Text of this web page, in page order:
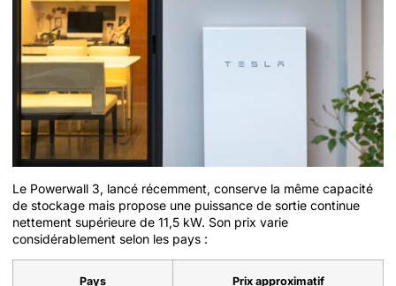
Le Powerwall 3, lancé récemment, conserve la même capacité
de stockage mais propose une puissance de sortie continue
nettement supérieure de 11,5 kW. Son prix varie
considérablement selon les pays :
Pays Prix approximatif